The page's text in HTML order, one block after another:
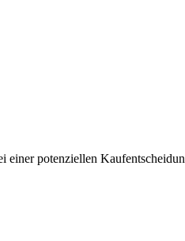
einer potenziellen